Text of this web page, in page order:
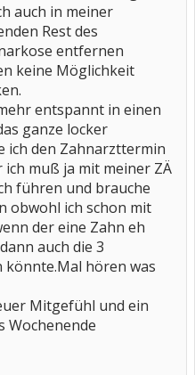
auch in meiner
Rest des
entfernen
keine Möglichkeit
entspannt in einen
ganze locker
ich den Zahnarzttermin
ich muß ja mit meiner ZÄ
führen und brauche
obwohl ich schon mit
der eine Zahn eh
auch die 3
könnte.Mal hören was
Mitgefühl und ein
Wochenende